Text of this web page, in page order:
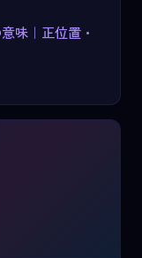
味｜正位置・